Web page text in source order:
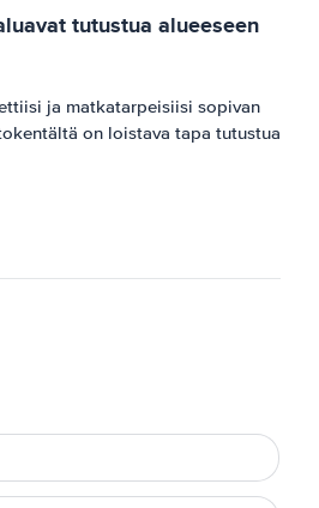
tutustua alueeseen
ja matkatarpeisiisi sopivan
on loistava tapa tutustua